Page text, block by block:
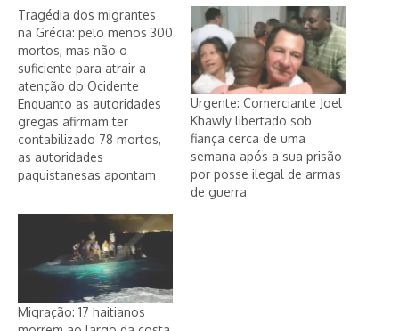
Tragédia dos migrantes
na Grécia: pelo menos 300
mortos, mas não o
suficiente para atrair a
atenção do Ocidente
Enquanto as autoridades
gregas afirmam ter
contabilizado 78 mortos,
as autoridades
paquistanesas apontam
ministro interino grego,
Ioannis Sarmas, declarou
que será realizada uma
"investigação aprofundada
sobre os factos reais e os
juízos técnicos" para
Urgente: Comerciante Joel
Khawly libertado sob
fiança cerca de uma
semana após a sua prisão
por posse ilegal de armas
de guerra
Migração: 17 haitianos